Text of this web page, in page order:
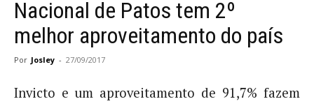
Nacional de Patos tem 2º
melhor aproveitamento do país
Por Josley - 27/09/2017
Invicto e um aproveitamento de 91,7% fazem